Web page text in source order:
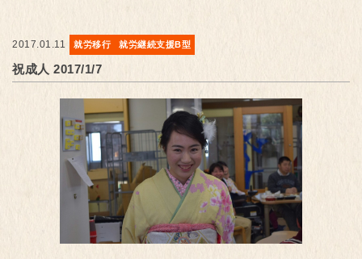
2017.01.11 就労移行 就労継続支援B型
祝成人 2017/1/7